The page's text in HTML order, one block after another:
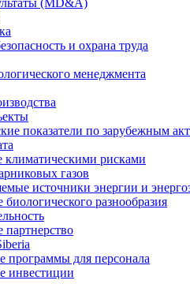
(MD&A)
и охрана труда
менеджмента
показатели по зарубежным
климатическими рисками
газов
источники энергии и
разнообразия
партнерство
программы для персонала
инвестиции